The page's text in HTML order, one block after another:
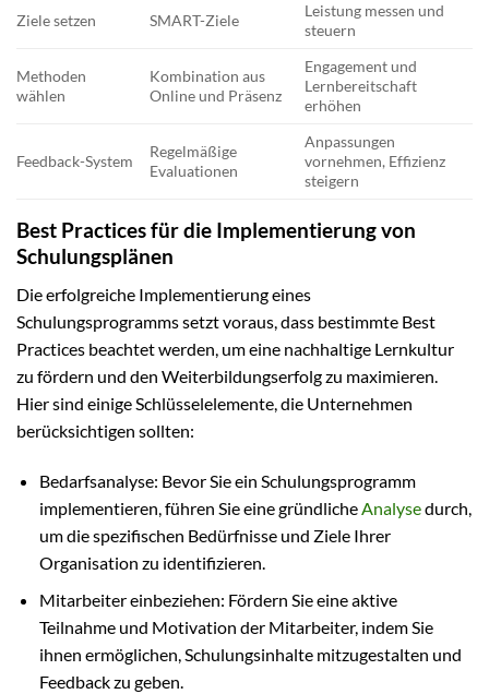
Ziele setzen SMART-Ziele
Leistung messen und
steuern
Methoden
wählen
Kombination aus
Online und Präsenz
Engagement und
Lernbereitschaft
erhöhen
Feedback-System
Regelmäßige
Evaluationen
Anpassungen
vornehmen, Effizienz
steigern
Best Practices für die Implementierung von
Schulungsplänen
Die erfolgreiche Implementierung eines
Schulungsprogramms setzt voraus, dass bestimmte Best
Practices beachtet werden, um eine nachhaltige Lernkultur
zu fördern und den Weiterbildungserfolg zu maximieren.
Hier sind einige Schlüsselelemente, die Unternehmen
berücksichtigen sollten:
Bedarfsanalyse: Bevor Sie ein Schulungsprogramm
implementieren, führen Sie eine gründliche Analysedurch,
um die spezifischen Bedürfnisse und Ziele Ihrer
Organisation zu identifizieren.
Mitarbeiter einbeziehen: Fördern Sie eine aktive
Teilnahme und Motivation der Mitarbeiter, indem Sie
ihnen ermöglichen, Schulungsinhalte mitzugestalten und
Feedback zu geben.